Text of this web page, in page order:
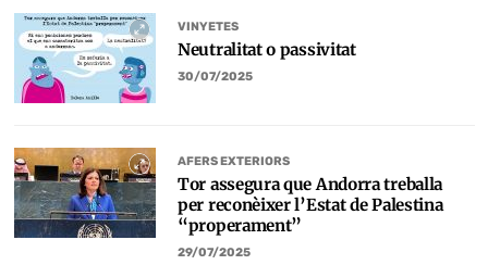
VINYETES
Neutralitat o passivitat
30/07/2025
AFERS EXTERIORS
Tor assegura que Andorra treballa
per reconèixer l’Estat de Palestina
“properament”
29/07/2025